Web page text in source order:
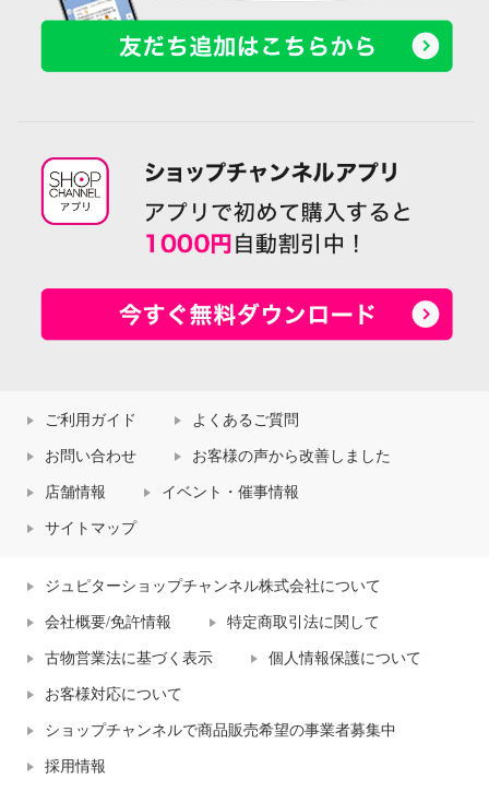
ご利用ガイド よくあるご質問
お問い合わせ お客様の声から改善しました
店舗情報 イベント・催事情報
サイトマップ
ジュピターショップチャンネル株式会社について
会社概要/免許情報 特定商取引法に関して
古物営業法に基づく表示 個人情報保護について
お客様対応について
ショップチャンネルで商品販売希望の事業者募集中
採用情報